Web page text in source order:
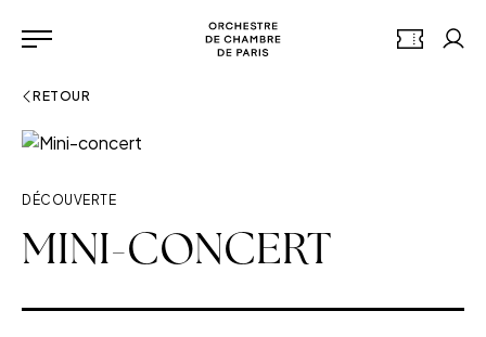
Orchestre de chambre
Menu
RETOUR
DÉCOUVERTE
MINI-CONCERT